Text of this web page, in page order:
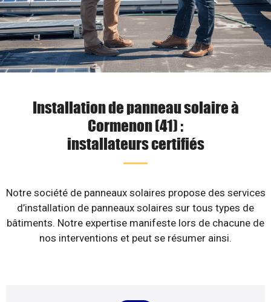
Installation de panneau solaire à
Cormenon (41) :
installateurs certifiés
Notre société de panneaux solaires propose des services
d’installation de panneaux solaires sur tous types de
bâtiments. Notre expertise manifeste lors de chacune de
nos interventions et peut se résumer ainsi.